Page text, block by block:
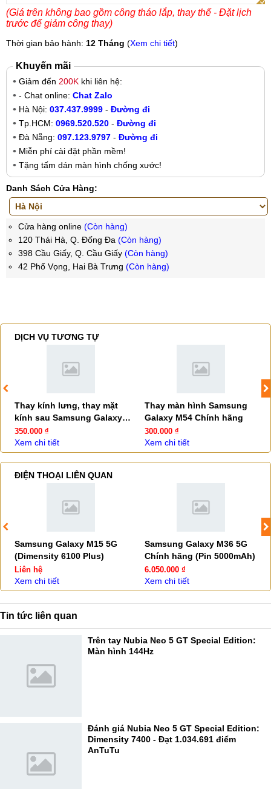
(Giá trên không bao gồm công tháo lắp, thay thế - Đặt lịch
trước để giảm công thay)
Thời gian bảo hành: 12 Tháng (Xem chi tiết)
Khuyến mãi
Giảm đến 200K khi liên hệ:
- Chat online: Chat Zalo
Hà Nội: 037.437.9999 - Đường đi
Tp.HCM: 0969.520.520 - Đường đi
Đà Nẵng: 097.123.9797 - Đường đi
Miễn phí cài đặt phần mềm!
Tặng tấm dán màn hình chống xước!
Danh Sách Cửa Hàng:
Cửa hàng online (Còn hàng)
120 Thái Hà, Q. Đống Đa (Còn hàng)
398 Cầu Giấy, Q. Cầu Giấy (Còn hàng)
42 Phố Vọng, Hai Bà Trưng (Còn hàng)
DỊCH VỤ TƯƠNG TỰ
Thay kính lưng, thay mặt
kính sau Samsung Galaxy
M35
350.000 ₫
Xem chi tiết
Thay màn hình Samsung
Galaxy M54 Chính hãng
300.000 ₫
Xem chi tiết
ĐIỆN THOẠI LIÊN QUAN
Samsung Galaxy M15 5G
(Dimensity 6100 Plus)
Liên hệ
Xem chi tiết
Samsung Galaxy M36 5G
Chính hãng (Pin 5000mAh)
6.050.000 ₫
Xem chi tiết
Tin tức liên quan
Trên tay Nubia Neo 5 GT Special Edition:
Màn hình 144Hz
Đánh giá Nubia Neo 5 GT Special Edition:
Dimensity 7400 - Đạt 1.034.691 điểm
AnTuTu